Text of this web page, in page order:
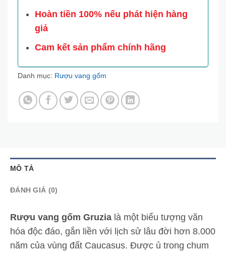
Hoàn tiền 100% nếu phát hiện hàng
giả
Cam kết sản phẩm chính hãng
Danh mục: Rượu vang gốm
MÔ TẢ
ĐÁNH GIÁ (0)
Rượu vang gốm Gruzia là một biểu tượng văn
hóa độc đáo, gắn liền với lịch sử lâu đời hơn 8.000
năm của vùng đất Caucasus. Được ủ trong chum